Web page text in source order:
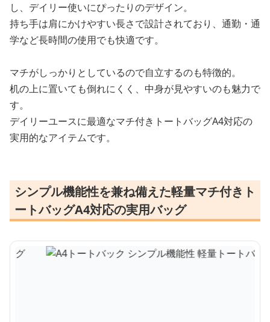
し、デイリー使いにぴったりのデザイン。
持ち手は肩にかけやすい長さで設計されており、通勤・通
学など長時間の使用でも快適です。
マチがしっかりとしているので自立するのも特徴的。
机の上に置いても倒れにくく、中身が見やすいのも魅力で
す。
デイリーユースに最適なマチ付きトートバッグA4対応の
実用的なアイテムです。
シンプル機能性を兼ね備えた軽量マチ付きト
ートバッグA4対応の実用バッグ